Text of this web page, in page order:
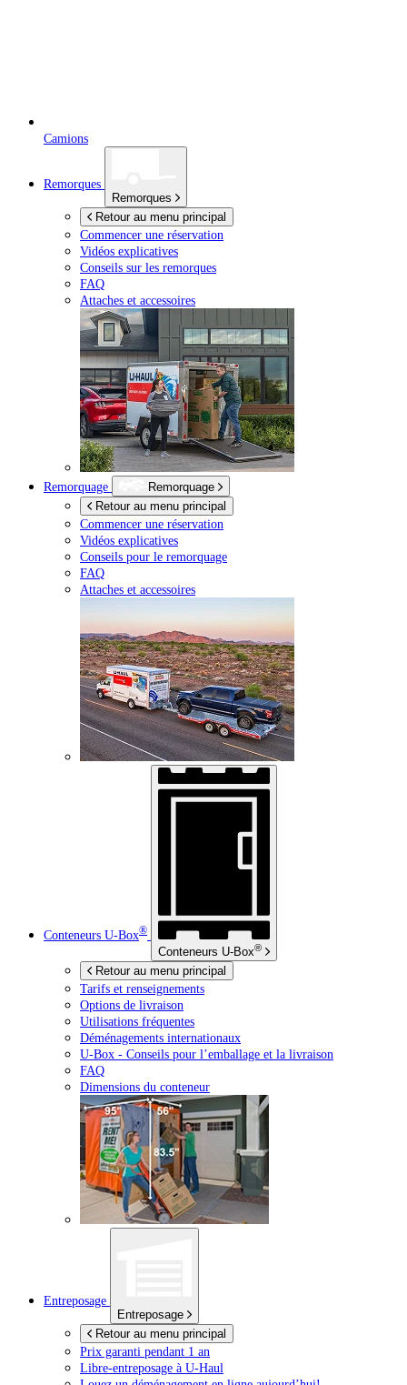
Camions
Remorques
Remorques
Retour au menu principal
Commencer une réservation
Vidéos explicatives
Conseils sur les remorques
FAQ
Attaches et accessoires
Remorquage
Remorquage
Retour au menu principal
Commencer une réservation
Vidéos explicatives
Conseils pour le remorquage
FAQ
Attaches et accessoires
Conteneurs U-Box®
Conteneurs U-Box®
Retour au menu principal
Tarifs et renseignements
Options de livraison
Utilisations fréquentes
Déménagements internationaux
U-Box - Conseils pour l’emballage et la livraison
FAQ
Dimensions du conteneur
Entreposage
Entreposage
Retour au menu principal
Prix garanti pendant 1 an
Libre-entreposage à U-Haul